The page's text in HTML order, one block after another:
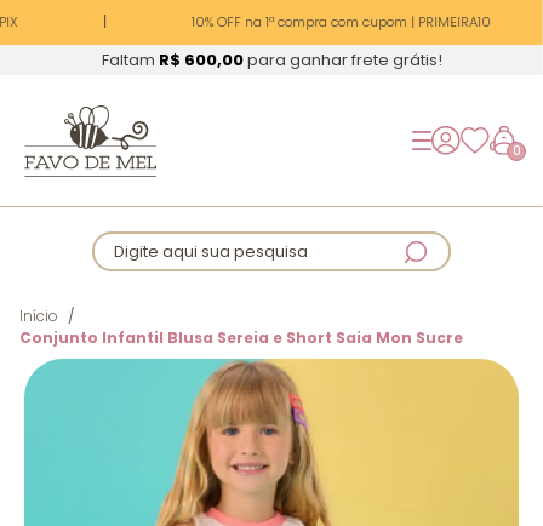
10% OFF na 1ª compra com cupom | PRIMEIRA10
Faltam R$ 600,00para ganhar frete grátis!
0
Digite aqui sua pesquisa
Início
Conjunto Infantil Blusa Sereia e Short Saia Mon Sucre